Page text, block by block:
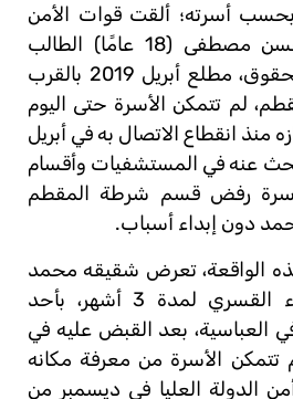
أسرته؛ ألقت قوات الأمن
القبض على أحمد حسن مصطفى (18 عامًا) الطالب
بالسنة الأولى بكلية الحقوق، مطلع أبريل 2019 بالقرب
لم تتمكن الأسرة حتى اليوم
منذ انقطاع الاتصال به في أبريل
عنه في المستشفيات وأقسام
رفض قسم شرطة المقطم
دون إبداء أسباب.
الواقعة، تعرض شقيقه محمد
مصطفى أيضًا للإخفاء القسري لمدة 3 أشهر، بأحد
العباسية، بعد القبض عليه في
2019. ولم تتمكن الأسرة من معرفة مكانه
الدولة العليا في ديسمبر من